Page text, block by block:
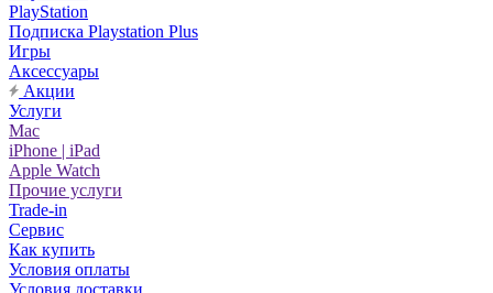
PlayStation
Подписка Playstation Plus
Игры
Аксессуары
Акции
Услуги
Mac
iPhone | iPad
Apple Watch
Прочие услуги
Trade-in
Сервис
Как купить
Условия оплаты
Условия доставки